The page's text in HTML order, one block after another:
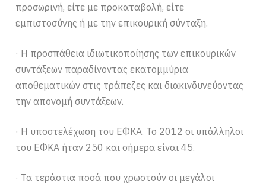
προσωρινή, είτε με προκαταβολή, είτε
εμπιστοσύνης ή με την επικουρική σύνταξη.
· Η προσπάθεια ιδιωτικοποίησης των επικουρικών
συντάξεων παραδίνοντας εκατομμύρια
αποθεματικών στις τράπεζες και διακινδυνεύοντας
την απονομή συντάξεων.
· Η υποστελέχωση του ΕΦΚΑ. Το 2012 οι υπάλληλοι
του ΕΦΚΑ ήταν 250 και σήμερα είναι 45.
· Τα τεράστια ποσά που χρωστούν οι μεγάλοι